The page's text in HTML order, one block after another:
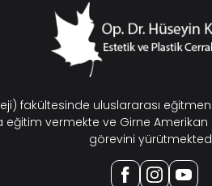
fakültesinde uluslararası
vermekte ve Girne Amerikan
görevini